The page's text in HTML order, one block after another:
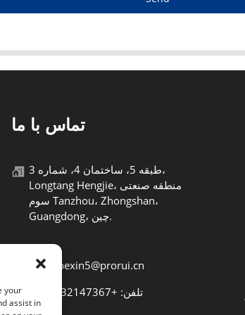
تماس با ما
طبقه 5، ساختمان 4، شماره 3،
Longtang Hengjie، منطقه صنعتی
سوم Tanzhou، Zhongshan،
Guangdong، چین.
ایمیل: bexin5@prorui.cn
تلفن: +8613432147367
your
assist in